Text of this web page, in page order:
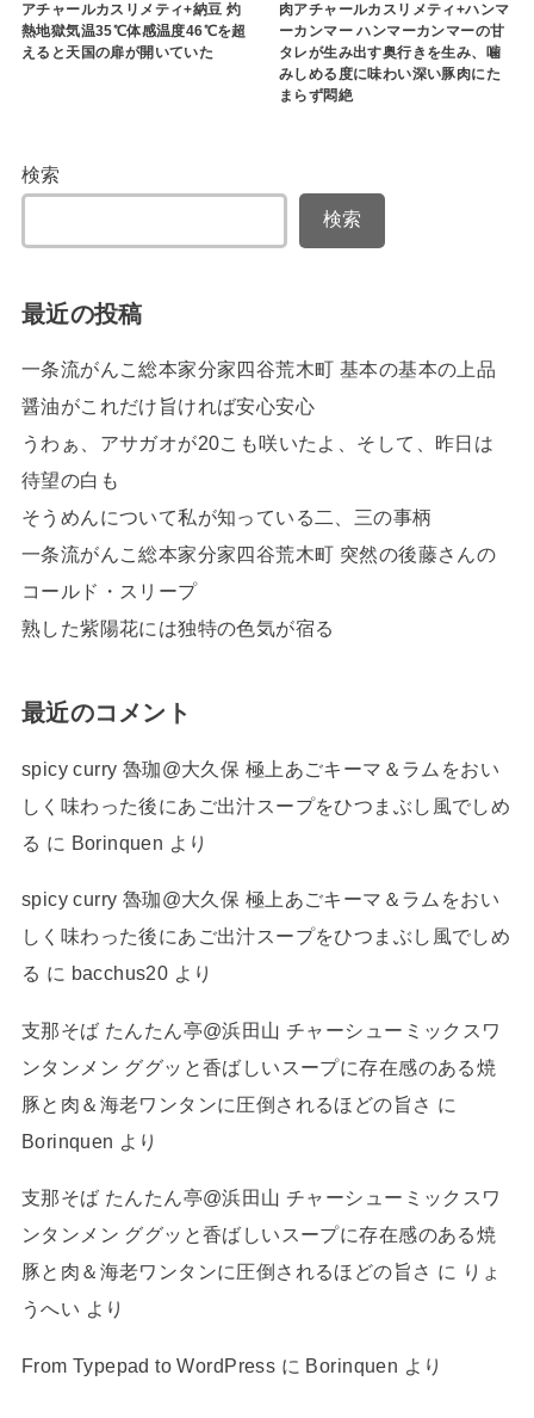
アチャールカスリメティ+納豆 灼
熱地獄気温35℃体感温度46℃を超
えると天国の扉が開いていた
肉アチャールカスリメティ+ハンマ
ーカンマー ハンマーカンマーの甘
タレが生み出す奥行きを生み、噛
みしめる度に味わい深い豚肉にた
まらず悶絶
検索
検索
最近の投稿
一条流がんこ総本家分家四谷荒木町 基本の基本の上品
醤油がこれだけ旨ければ安心安心
うわぁ、アサガオが20こも咲いたよ、そして、昨日は
待望の白も
そうめんについて私が知っている二、三の事柄
一条流がんこ総本家分家四谷荒木町 突然の後藤さんの
コールド・スリープ
熟した紫陽花には独特の色気が宿る
最近のコメント
spicy curry 魯珈@大久保 極上あごキーマ＆ラムをおい
しく味わった後にあご出汁スープをひつまぶし風でしめ
る に Borinquen より
spicy curry 魯珈@大久保 極上あごキーマ＆ラムをおい
しく味わった後にあご出汁スープをひつまぶし風でしめ
る に bacchus20 より
支那そば たんたん亭@浜田山 チャーシューミックスワ
ンタンメン ググッと香ばしいスープに存在感のある焼
豚と肉＆海老ワンタンに圧倒されるほどの旨さ に
Borinquen より
支那そば たんたん亭@浜田山 チャーシューミックスワ
ンタンメン ググッと香ばしいスープに存在感のある焼
豚と肉＆海老ワンタンに圧倒されるほどの旨さ に りょ
うへい より
From Typepad to WordPress に Borinquen より